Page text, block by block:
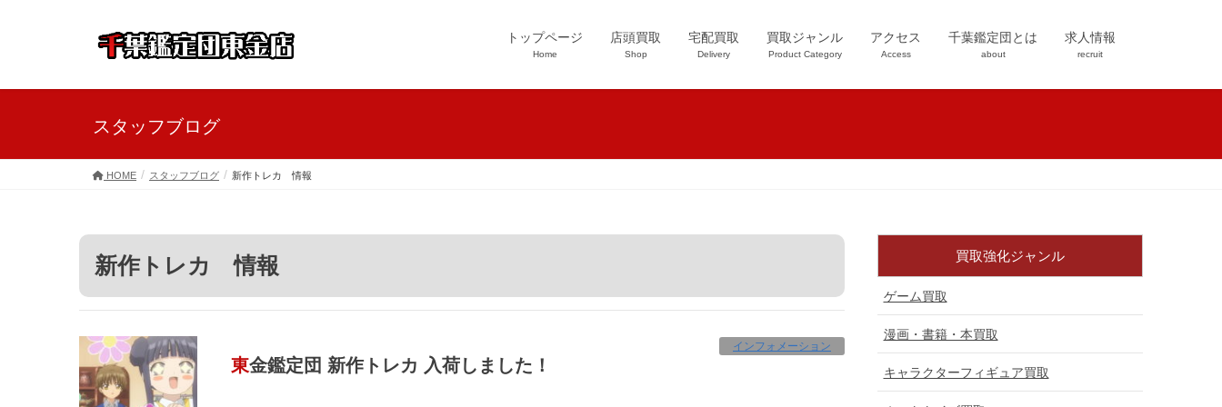
トップページ
Home
店頭買取
Shop
宅配買取
Delivery
買取ジャンル
Product Category
アクセス
Access
千葉鑑定団とは
about
求人情報
recruit
スタッフブログ
HOME スタッフブログ 新作トレカ 情報
新作トレカ 情報
インフォメーション
東金鑑定団 新作トレカ 入荷しました！
買取強化ジャンル
ゲーム買取
漫画・書籍・本買取
キャラクターフィギュア買取